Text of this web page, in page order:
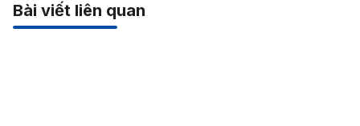
Bài viết liên quan